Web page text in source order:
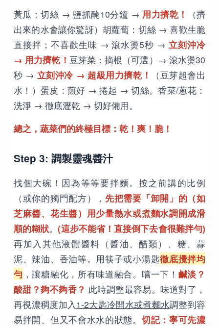
黃瓜：切絲 → 鹽抓醃10分鐘 → 用力擠乾！
（擠
出來的水會讓你驚訝）胡蘿蔔：切絲 → 喜歡生脆
直接拌；不喜歡生味 → 滾水燙5秒 → 立刻沖冷
→ 用力擠乾！ 豆芽菜：摘根（可選）→ 滾水燙30
秒 → 立刻沖冷 → 超級用力擠乾！
（豆芽超會出
水！）蛋皮：煎好 → 捲起 → 切絲。香菜/蔥花：
洗淨 → 徹底瀝乾 → 切好備用。
總之，蔬菜們的終極目標：乾！爽！脆！
Step 3: 調製靈魂醬汁
找個大碗！因為等等要拌麵。按之前講的比例
（或你的獨門配方）， 先把需要「卸開」的（如
芝麻醬、花生醬）用少量熱水或煮麵水調開成滑
順的糊狀。(這步不能省！直接倒下去會很難拌勻)
再加入其他液體醬料（醬油、醋類）、糖、蒜
泥、辣油、香油等。用筷子或小湯匙徹底攪拌均
勻 ，讓糖融化，所有味道融合。嚐一下！ 鹹淡？
酸甜？夠不夠香？ 此時調整最容易。味道對了，
再視濃稠度加入1-2大匙冷開水或煮麵水調整到容
易拌開、但又不會水水的狀態。 切記：寧可先濃